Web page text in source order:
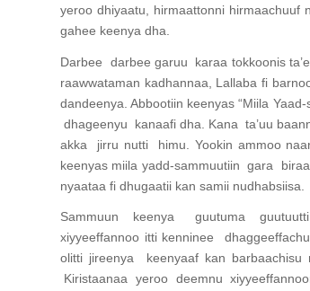
yeroo dhiyaatu, hirmaattonni hirmaachuuf
gahee keenya dha.
Darbee darbee garuu karaa tokkoonis
raawwataman kadhannaa, Lallaba fi
dandeenya. Abbootiin keenyas “Miila
dhageenyu kanaafi dha. Kana ta’uu
akka jirru nutti himu. Yookin ammoo
keenyas miila yadd-sammuutiin gara
nyaataa fi dhugaatii kan samii nudhabsiisa.
Sammuun keenya guutuma guutuutti
xiyyeeffannoo itti kenninee
olitti jireenya keenyaaf kan barbaachisu
Kiristaanaa yeroo deemnu